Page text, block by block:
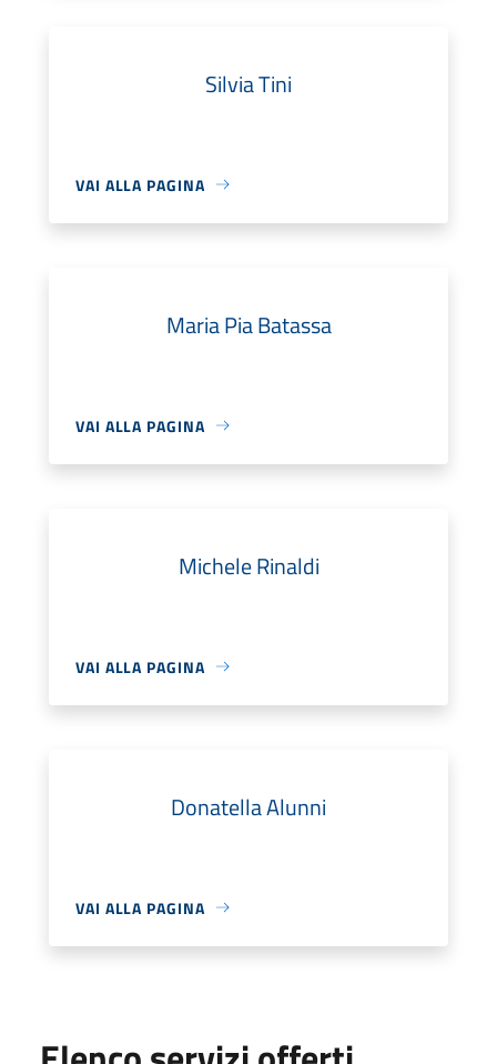
Silvia Tini
VAI ALLA PAGINA
Maria Pia Batassa
VAI ALLA PAGINA
Michele Rinaldi
VAI ALLA PAGINA
Donatella Alunni
VAI ALLA PAGINA